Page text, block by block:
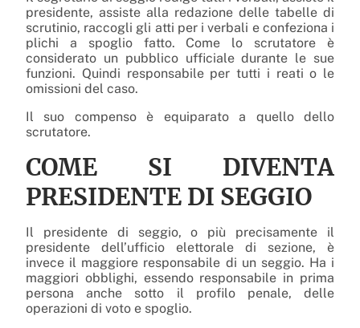
presidente, assiste alla redazione delle tabelle di
scrutinio, raccogli gli atti per i verbali e confeziona i
plichi a spoglio fatto. Come lo scrutatore è
considerato un pubblico ufficiale durante le sue
funzioni. Quindi responsabile per tutti i reati o le
omissioni del caso.
Il suo compenso è equiparato a quello dello
scrutatore.
COME SI DIVENTA
PRESIDENTE DI SEGGIO
Il presidente di seggio, o più precisamente il
presidente dell’ufficio elettorale di sezione, è
invece il maggiore responsabile di un seggio. Ha i
maggiori obblighi, essendo responsabile in prima
persona anche sotto il profilo penale, delle
operazioni di voto e spoglio.